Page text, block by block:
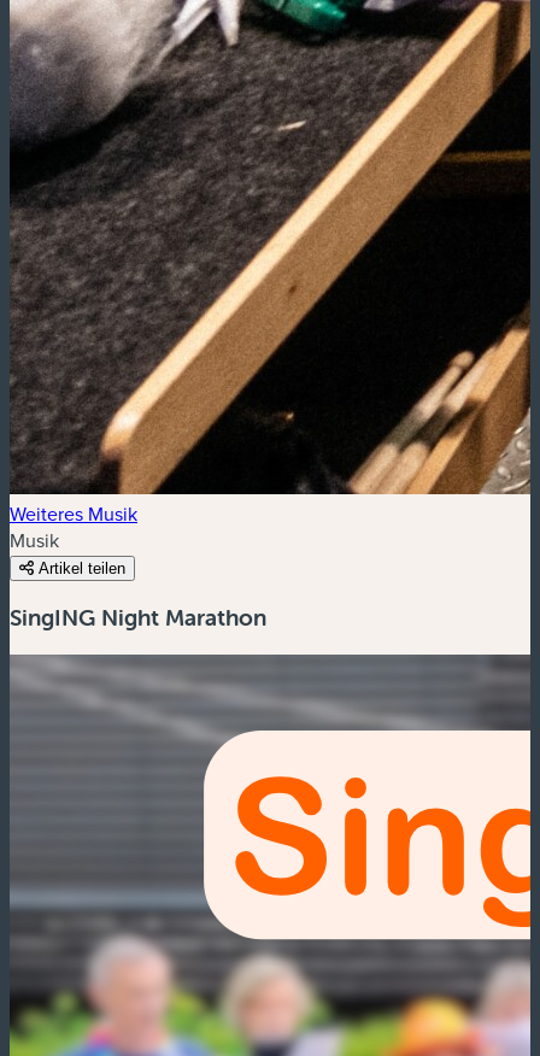
Weiteres Musik
Musik
Artikel teilen
SingING Night Marathon